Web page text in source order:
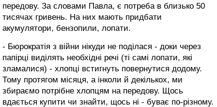
передову. За словами Павла, є потреба в близько 50
тисячах гривень. На них мають придбати
акумулятори, бензопили, лопати.
- Бюрократія з війни нікуди не поділася - доки через
папірці виділять необхідні речі (ті самі лопати, які
зламалися) - хлопці встигнуть повернутися додому.
Тому протягом місяця, а інколи й декількох, ми
збираємо потрібне хлопцям на передову. Щось
вдається купити чи знайти, щось ні - буває по-різному.